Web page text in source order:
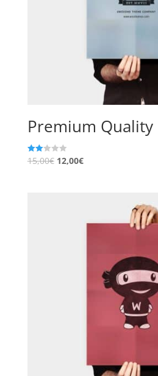
Premium Quality
Note
2.00
15,00€ 12,00€